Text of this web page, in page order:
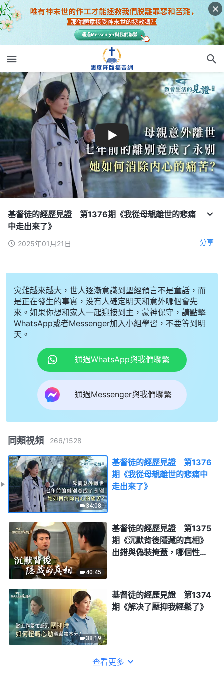
基督徒的經歷見證 第1376期《我從母親離世的悲痛
中走出來了》
2025年01月21日 分享
灾難越來越大，世人逐漸意識到聖經預言不是童話，而
是正在發生的事實，没有人確定明天和意外哪個會先
來。如果你想和家人一起迎接到主，蒙神保守，請點擊
WhatsApp或者Messenger加入小組學習，不要等到明
天。
通過WhatsApp與我們聯繫
通過Messenger與我們聯繫
同類視頻 266/1528
34:08
基督徒的經歷見證 第1376
期《我從母親離世的悲痛中
走出來了》
40:45
基督徒的經歷見證 第1375
期《沉默背後隱藏的真相》
出錯與偽裝掩蓋，哪個性質
38:19
基督徒的經歷見證 第1374
期《解决了壓抑我輕鬆了》
查看更多